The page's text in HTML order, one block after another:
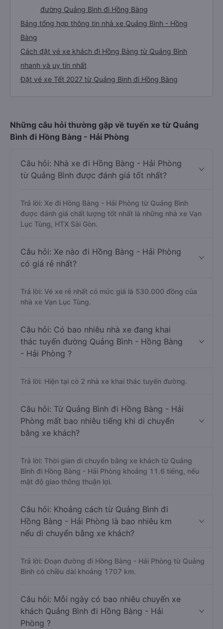
đường Quảng Bình đi Hồng Bàng
Bảng tổng hợp thông tin nhà xe Quảng Bình - Hồng
Bàng
Cách đặt vé xe khách đi Hồng Bàng từ Quảng Bình
nhanh và uy tín nhất
Đặt vé xe Tết 2027 từ Quảng Bình đi Hồng Bàng
Những câu hỏi thường gặp về tuyến xe từ Quảng
Bình đi Hồng Bàng - Hải Phòng
Câu hỏi: Nhà xe đi Hồng Bàng - Hải Phòng
từ Quảng Bình được đánh giá tốt nhất?
Trả lời: Xe đi Hồng Bàng - Hải Phòng từ Quảng Bình
được đánh giá chất lượng tốt nhất là những nhà xe Vạn
Lục Tùng, HTX Sài Gòn.
Câu hỏi: Xe nào đi Hồng Bàng - Hải Phòng
có giá rẻ nhất?
Trả lời: Vé xe rẻ nhất có mức giá là 530.000 đồng của
nhà xe Vạn Lục Tùng.
Câu hỏi: Có bao nhiêu nhà xe đang khai
thác tuyến đường Quảng Bình - Hồng Bàng
- Hải Phòng ?
Trả lời: Hiện tại có 2 nhà xe khai thác tuyến đường.
Câu hỏi: Từ Quảng Bình đi Hồng Bàng - Hải
Phòng mất bao nhiêu tiếng khi di chuyển
bằng xe khách?
Trả lời: Thời gian di chuyển bằng xe khách từ Quảng
Bình đi Hồng Bàng - Hải Phòng khoảng 11.6 tiếng, nếu
mật độ giao thông thuận lợi.
Câu hỏi: Khoảng cách từ Quảng Bình đi
Hồng Bàng - Hải Phòng là bao nhiêu km
nếu di chuyển bằng xe khách?
Trả lời: Đoạn đường đi Hồng Bàng - Hải Phòng từ Quảng
Bình có chiều dài khoảng 1707 km.
Câu hỏi: Mỗi ngày có bao nhiêu chuyến xe
khách Quảng Bình đi Hồng Bàng - Hải
Phòng ?